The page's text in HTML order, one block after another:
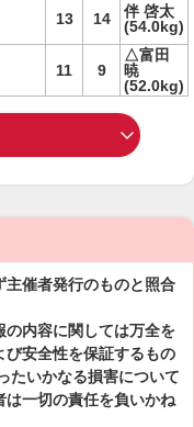
13 14
伴 啓太
(54.0kg)
11 9
△富田
暁
(52.0kg)
催者発行のものと照合
内容に関しては万全を
安全性を保証するもの
たいかなる損害について
は一切の責任を負いかね